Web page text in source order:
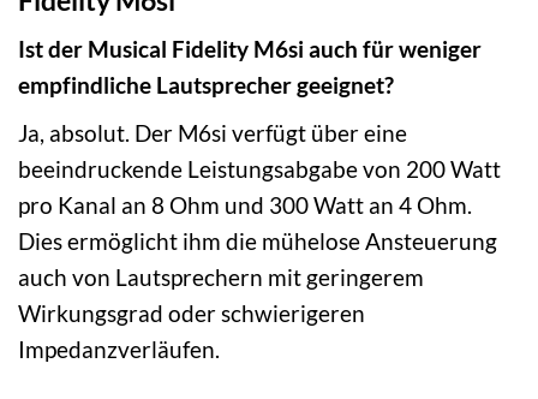
Ist der Musical Fidelity M6si auch für weniger
empfindliche Lautsprecher geeignet?
Ja, absolut. Der M6si verfügt über eine
beeindruckende Leistungsabgabe von 200 Watt
pro Kanal an 8 Ohm und 300 Watt an 4 Ohm.
Dies ermöglicht ihm die mühelose Ansteuerung
auch von Lautsprechern mit geringerem
Wirkungsgrad oder schwierigeren
Impedanzverläufen.